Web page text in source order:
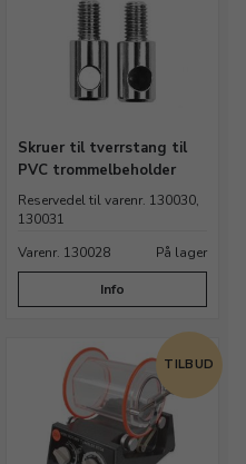
Skruer til tverrstang til
PVC trommelbeholder
Reservedel til varenr. 130030,
130031
Varenr. 130028
På lager
Info
TILBUD